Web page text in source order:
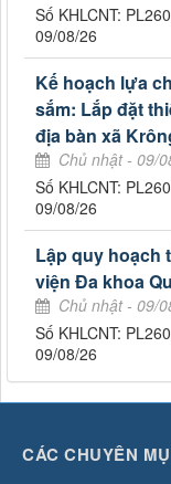
Số KHLCNT:
09/08/26
Kế hoạch lựa
sắm: Lắp đặt
địa bàn xã
Chủ nhật - 09/
Số KHLCNT:
09/08/26
Lập quy hoạch
viện Đa khoa
Chủ nhật - 09/
Số KHLCNT:
09/08/26
CÁC CHUYÊN